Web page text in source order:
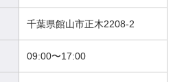
千葉県館山市正木2208-2
09:00〜17:00